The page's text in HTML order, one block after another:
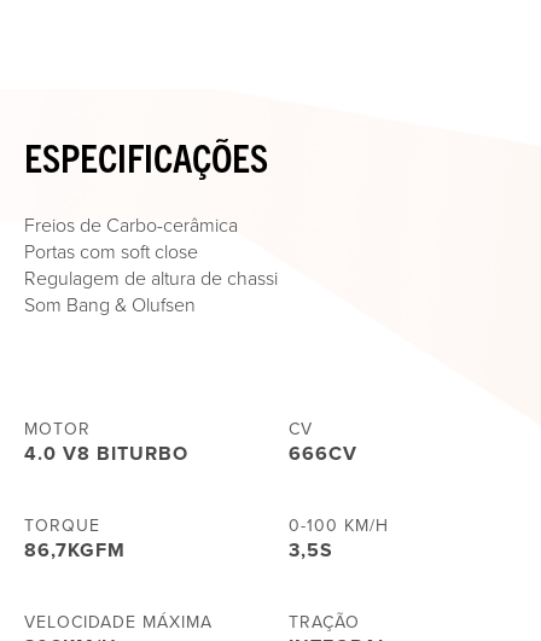
ESPECIFICAÇÕES
Freios de Carbo-cerâmica
Portas com soft close
Regulagem de altura de chassi
Som Bang & Olufsen
MOTOR
4.0 V8 BITURBO
CV
666CV
TORQUE
86,7KGFM
0-100 KM/H
3,5S
VELOCIDADE MÁXIMA TRAÇÃO